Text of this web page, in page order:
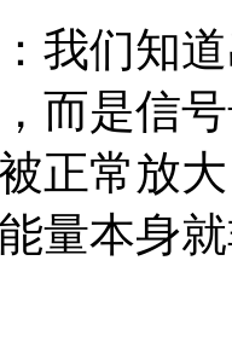
我们知
而是信
正常放
量本身